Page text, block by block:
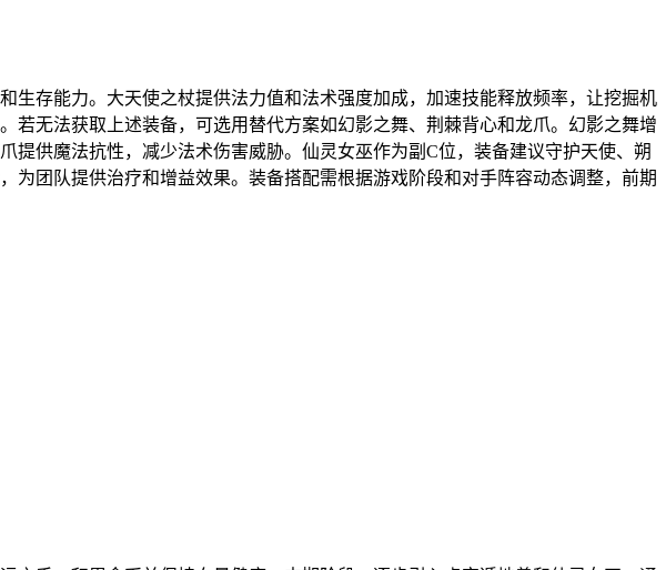
存能力。大天使之杖提供法力值和法术强度加成，加速技能释放频率，让挖掘机
无法获取上述装备，可选用替代方案如幻影之舞、荆棘背心和龙爪。幻影之舞增
供魔法抗性，减少法术伤害威胁。仙灵女巫作为副C位，装备建议守护天使、朔
团队提供治疗和增益效果。装备搭配需根据游戏阶段和对手阵容动态调整，前期